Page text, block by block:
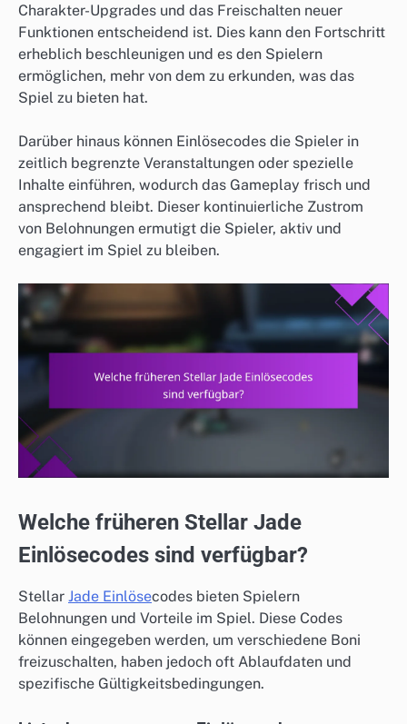
Charakter-Upgrades und das Freischalten neuer
Funktionen entscheidend ist. Dies kann den Fortschritt
erheblich beschleunigen und es den Spielern
ermöglichen, mehr von dem zu erkunden, was das
Spiel zu bieten hat.
Darüber hinaus können Einlösecodes die Spieler in
zeitlich begrenzte Veranstaltungen oder spezielle
Inhalte einführen, wodurch das Gameplay frisch und
ansprechend bleibt. Dieser kontinuierliche Zustrom
von Belohnungen ermutigt die Spieler, aktiv und
engagiert im Spiel zu bleiben.
Welche früheren Stellar Jade
Einlösecodes sind verfügbar?
Stellar Jade Einlösecodes bieten Spielern
Belohnungen und Vorteile im Spiel. Diese Codes
können eingegeben werden, um verschiedene Boni
freizuschalten, haben jedoch oft Ablaufdaten und
spezifische Gültigkeitsbedingungen.